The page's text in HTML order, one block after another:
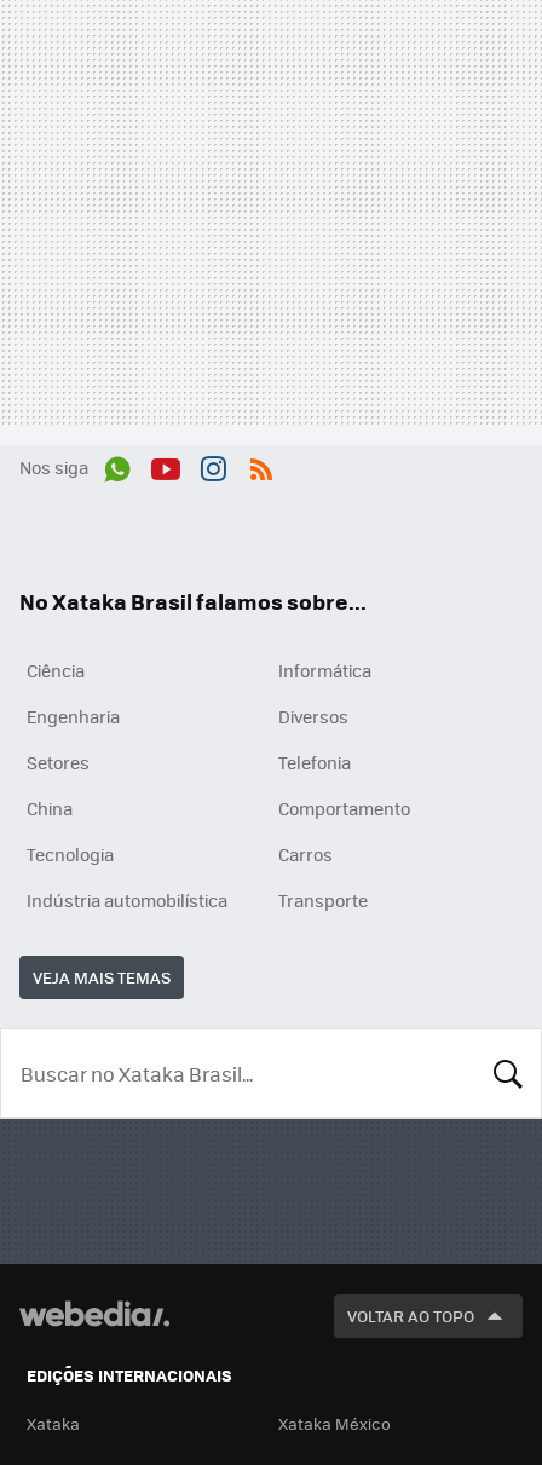
Nos siga
No Xataka Brasil falamos sobre...
Ciência
Informática
Engenharia
Diversos
Setores
Telefonia
China
Comportamento
Tecnologia
Carros
Indústria automobilística
Transporte
VEJA MAIS TEMAS
VOLTAR AO TOPO
EDIÇÕES INTERNACIONAIS
Xataka Xataka México